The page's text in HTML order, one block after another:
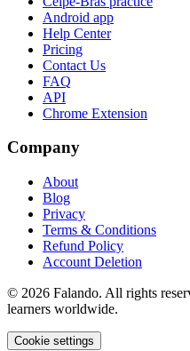
Android app
Help Center
Pricing
Contact Us
FAQ
API
Chrome Extension
Company
About
Blog
Privacy
Terms & Conditions
Refund Policy
Account Deletion
© 2026 Falando. All rights
learners worldwide.
Cookie settings